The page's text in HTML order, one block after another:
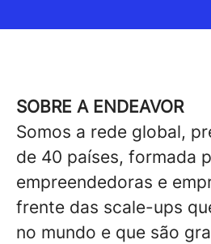
SOBRE A ENDEAVOR
Somos a rede global,
de 40 países, formada
empreendedoras e
frente das scale-ups
no mundo e que são